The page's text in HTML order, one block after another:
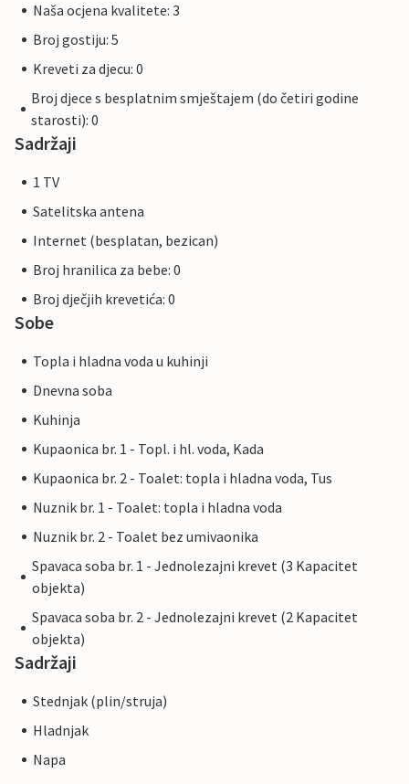
Naša ocjena kvalitete: 3
Broj gostiju: 5
Kreveti za djecu: 0
Broj djece s besplatnim smještajem (do četiri godine
starosti): 0
Sadržaji
1 TV
Satelitska antena
Internet (besplatan, bezican)
Broj hranilica za bebe: 0
Broj dječjih krevetića: 0
Sobe
Topla i hladna voda u kuhinji
Dnevna soba
Kuhinja
Kupaonica br. 1 - Topl. i hl. voda, Kada
Kupaonica br. 2 - Toalet: topla i hladna voda, Tus
Nuznik br. 1 - Toalet: topla i hladna voda
Nuznik br. 2 - Toalet bez umivaonika
Spavaca soba br. 1 - Jednolezajni krevet (3 Kapacitet
objekta)
Spavaca soba br. 2 - Jednolezajni krevet (2 Kapacitet
objekta)
Sadržaji
Stednjak (plin/struja)
Hladnjak
Napa